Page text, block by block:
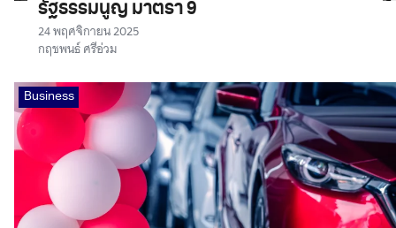
รัฐธรรมนูญ มาตรา 9
24 พฤศจิกายน 2025
กฤชพนธ์ ศรีอ่วม
Business